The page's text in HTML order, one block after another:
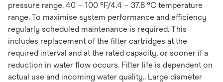
pressure range. 40 – 100 °F/4.4 – 37.8 °C temperature
range. To maximise system performance and efficiency
regularly scheduled maintenance is required. This
includes replacement of the filter cartridges at the
required interval and at the rated capacity, or sooner if a
reduction in water flow occurs. Filter life is dependent on
actual use and incoming water quality.. Large diameter